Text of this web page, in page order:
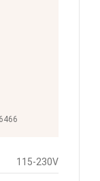
115-230V